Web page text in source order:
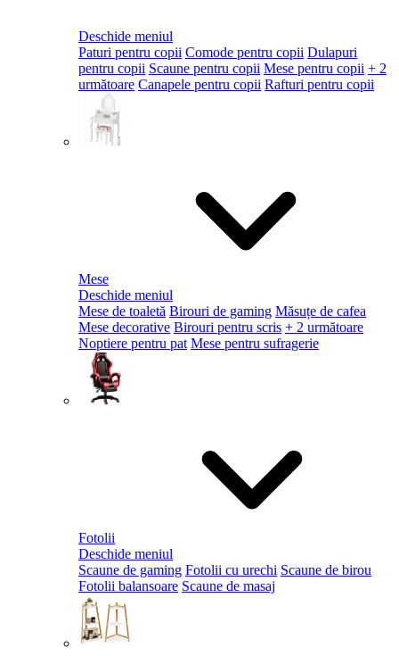
Deschide meniul
Paturi pentru copii Comode pentru copii Dulapuri
pentru copii Scaune pentru copii Mese pentru copii + 2
următoare Canapele pentru copii Rafturi pentru copii
Mese
Deschide meniul
Mese de toaletă Birouri de gaming Măsuțe de cafea
Mese decorative Birouri pentru scris + 2 următoare
Noptiere pentru pat Mese pentru sufragerie
Fotolii
Deschide meniul
Scaune de gaming Fotolii cu urechi Scaune de birou
Fotolii balansoare Scaune de masaj